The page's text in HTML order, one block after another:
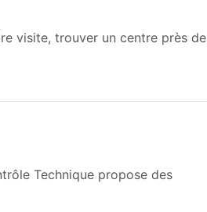
visite, trouver un centre près de
Technique propose des